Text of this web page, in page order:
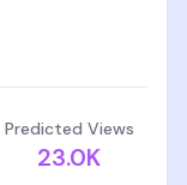
互联网的分发渠
的人才未必是人
Predicted Views
23.0K